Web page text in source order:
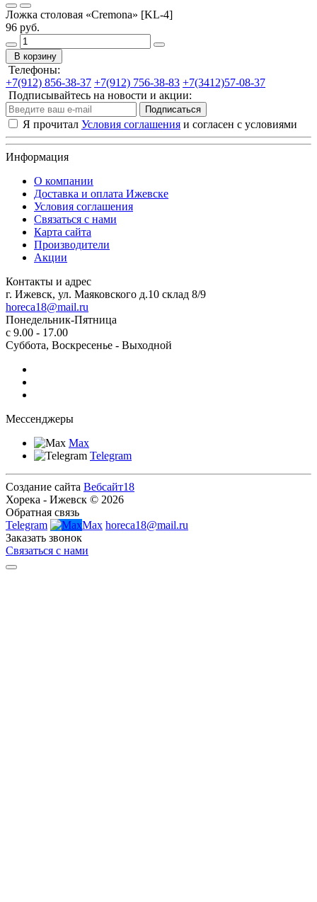
Ложка столовая «Cremona» [KL-4]
96 руб.
В корзину
Телефоны:
+7(912) 856-38-37 +7(912) 756-38-83 +7(3412)57-08-37
Подписывайтесь на новости и акции:
Подписаться
Я прочитал Условия соглашения и согласен с условиями
Информация
О компании
Доставка и оплата Ижевске
Условия соглашения
Связаться с нами
Карта сайта
Производители
Акции
Контакты и адрес
г. Ижевск, ул. Маяковского д.10 склад 8/9
horeca18@mail.ru
Понедельник-Пятница
с 9.00 - 17.00
Суббота, Воскресенье - Выходной
Мессенджеры
Max
Telegram
Создание сайта Вебсайт18
Хорека - Ижевск © 2026
Обратная связь
Telegram
Max horeca18@mail.ru
Заказать звонок
Связаться с нами